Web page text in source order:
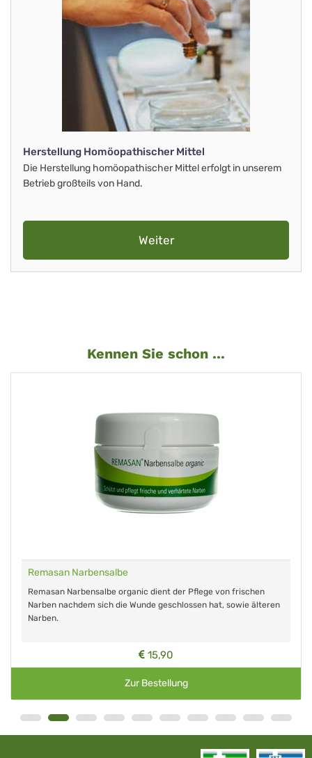
Herstellung Homöopathischer Mittel
Die Herstellung homöopathischer Mittel erfolgt in unserem
Betrieb großteils von Hand.
Weiter
Kennen Sie schon ...
Remasan Narbensalbe
Remasan Narbensalbe organic dient der Pflege von frischen
Narben nachdem sich die Wunde geschlossen hat, sowie älteren
Narben.
15,90
Zur Bestellung